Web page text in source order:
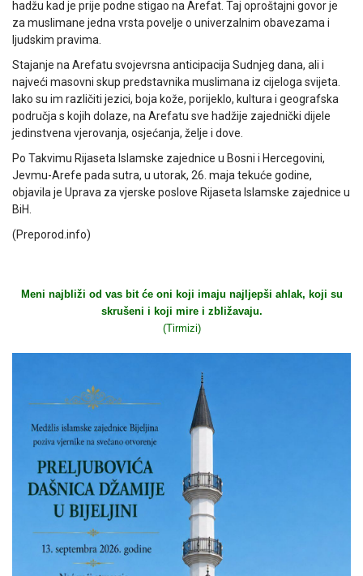
hadžu kad je prije podne stigao na Arefat. Taj oproštajni govor je
za muslimane jedna vrsta povelje o univerzalnim obavezama i
ljudskim pravima.
Stajanje na Arefatu svojevrsna anticipacija Sudnjeg dana, ali i
najveći masovni skup predstavnika muslimana iz cijeloga svijeta.
Iako su im različiti jezici, boja kože, porijeklo, kultura i geografska
područja s kojih dolaze, na Arefatu sve hadžije zajednički dijele
jedinstvena vjerovanja, osjećanja, želje i dove.
Po Takvimu Rijaseta Islamske zajednice u Bosni i Hercegovini,
Jevmu-Arefe pada sutra, u utorak, 26. maja tekuće godine,
objavila je Uprava za vjerske poslove Rijaseta Islamske zajednice u
BiH.
(Preporod.info)
Meni najbliži od vas bit će oni koji imaju najljepši ahlak, koji su
skrušeni i koji mire i zbližavaju.
(Tirmizi)